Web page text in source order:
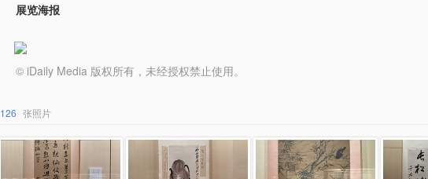
展览海报
© iDaily Media 版权所有，未经授权禁止使用。
126 张照片